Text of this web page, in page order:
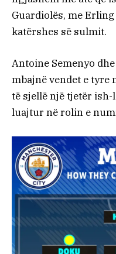
Guardiolës, me
katërshes së sulmit.
Antoine Semenyo
mbajnë vendet e tyre
të sjellë një tjetër ish-
luajtur në rolin e